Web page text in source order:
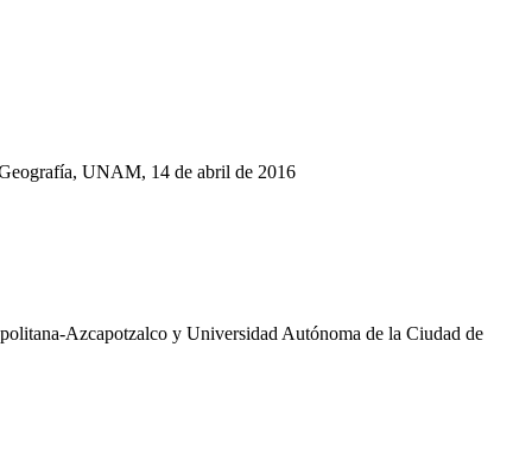
UNAM, 14 de abril de 2016
Azcapotzalco y Universidad Autónoma de la Ciudad de